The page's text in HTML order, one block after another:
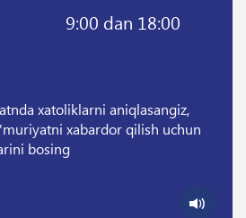
9:00 dan 18:00
xatoliklarni aniqlasangiz,
xabardor qilish uchun
bosing